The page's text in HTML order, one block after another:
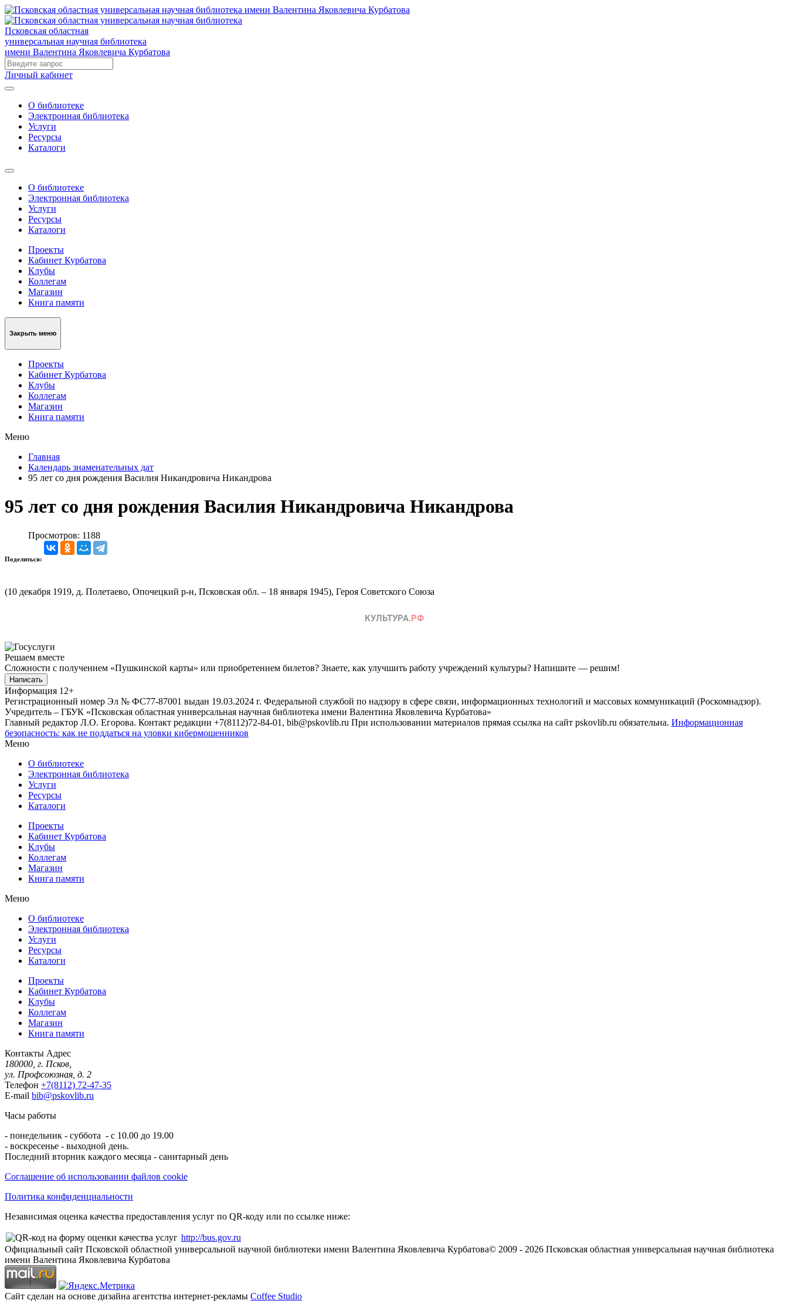
Псковская областная
универсальная научная библиотека
имени Валентина Яковлевича Курбатова
Личный кабинет
О библиотеке
Электронная библиотека
Услуги
Ресурсы
Каталоги
О библиотеке
Электронная библиотека
Услуги
Ресурсы
Каталоги
Проекты
Кабинет Курбатова
Клубы
Коллегам
Магазин
Книга памяти
Закрыть меню
Проекты
Кабинет Курбатова
Клубы
Коллегам
Магазин
Книга памяти
Меню
Главная
Календарь знаменательных дат
95 лет со дня рождения Василия Никандровича Никандрова
95 лет со дня рождения Василия Никандровича Никандрова
Просмотров: 1188
Поделиться:
(10 декабря 1919, д. Полетаево, Опочецкий р-н, Псковская обл. – 18 января 1945), Героя Советского Союза
Решаем вместе
Сложности с получением «Пушкинской карты» или приобретением билетов? Знаете, как улучшить работу учреждений культуры? Напишите — решим!
Написать
Информация 12+
Регистрационный номер Эл № ФС77-87001 выдан 19.03.2024 г. Федеральной службой по надзору в сфере связи, информационных технологий и массовых коммуникаций (Роскомнадзор).
Учредитель – ГБУК «Псковская областная универсальная научная библиотека имени Валентина Яковлевича Курбатова»
Главный редактор Л.О. Егорова. Контакт редакции +7(8112)72-84-01, bib@pskovlib.ru При использовании материалов прямая ссылка на сайт pskovlib.ru обязательна. Информационная
безопасность: как не поддаться на уловки кибермошенников
Меню
О библиотеке
Электронная библиотека
Услуги
Ресурсы
Каталоги
Проекты
Кабинет Курбатова
Клубы
Коллегам
Магазин
Книга памяти
Меню
О библиотеке
Электронная библиотека
Услуги
Ресурсы
Каталоги
Проекты
Кабинет Курбатова
Клубы
Коллегам
Магазин
Книга памяти
Контакты Адрес
180000, г. Псков,
ул. Профсоюзная, д. 2
Телефон +7(8112) 72-47-35
E-mail bib@pskovlib.ru
Часы работы
- понедельник - суббота - с 10.00 до 19.00
- воскресенье - выходной день.
Последний вторник каждого месяца - санитарный день
Соглашение об использовании файлов cookie
Политика конфиденциальности
Независимая оценка качества предоставления услуг по QR-коду или по ссылке ниже:
http://bus.gov.ru
Официальный сайт Псковской областной универсальной научной библиотеки имени Валентина Яковлевича Курбатова© 2009 - 2026 Псковская областная универсальная научная библиотека
имени Валентина Яковлевича Курбатова
Сайт сделан на основе дизайна агентства интернет-рекламы Coffee Studio